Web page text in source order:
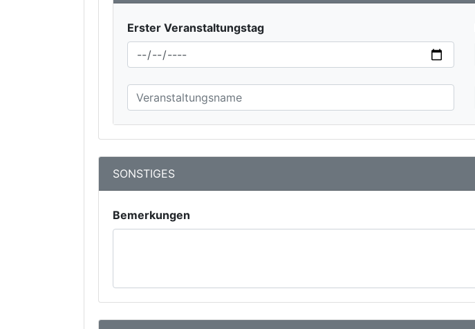
Erster Veranstaltungstag
SONSTIGES
Bemerkungen